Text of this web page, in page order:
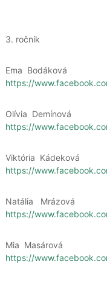
3. ročník
Ema Bodáková
https://
Olívia Demínová
https://
Viktória Kádeková
https://
Natália Mrázová
https://
Mia Masárová
https://